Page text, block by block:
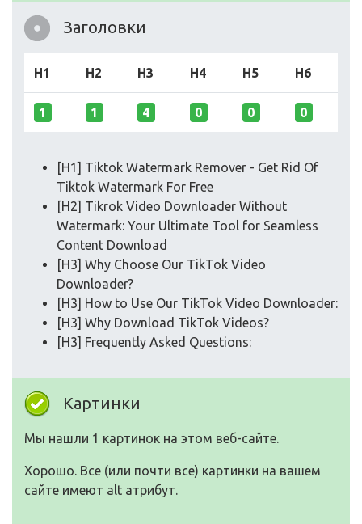
Заголовки
H1 H2 H3 H4 H5 H6
1 1 4 0 0 0
[H1] Tiktok Watermark Remover - Get Rid Of
Tiktok Watermark For Free
[H2] Tikrok Video Downloader Without
Watermark: Your Ultimate Tool for Seamless
Content Download
[H3] Why Choose Our TikTok Video
Downloader?
[H3] How to Use Our TikTok Video Downloader:
[H3] Why Download TikTok Videos?
[H3] Frequently Asked Questions:
Картинки
Мы нашли 1 картинок на этом веб-сайте.
Хорошо. Все (или почти все) картинки на вашем
сайте имеют alt атрибут.